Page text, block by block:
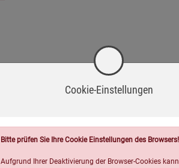
Cookie-Einstellungen
Bitte prüfen Sie Ihre Cookie Einstellungen des Browsers!
Aufgrund Ihrer Deaktivierung der Browser-Cookies